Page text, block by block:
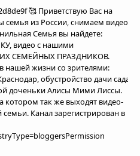
🥰 Приветствую Вас на
из России, снимаем видео
Семья вы найдете:
видео с нашими
СЕМЕЙНЫХ ПРАЗДНИКОВ.
нашей жизни со зрителями:
обустройство дачи сада
доченьки Алисы Мими Лиссы.
так же выходят видео-
Канал зарегистрирован в